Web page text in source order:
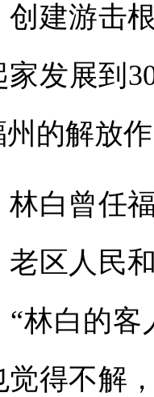
创建游击
家发展到
的解放
曾任福
区人民
“林白的
觉得不解